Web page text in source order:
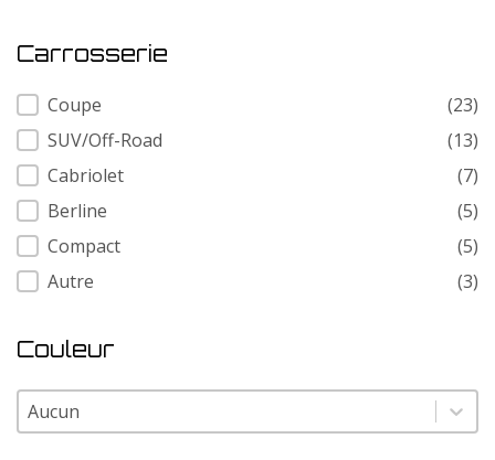
Carrosserie
Carrosserie
Coupe
(23)
SUV/Off-Road
(13)
Cabriolet
(7)
Berline
(5)
Compact
(5)
Autre
(3)
Couleur
Couleur
Couleur